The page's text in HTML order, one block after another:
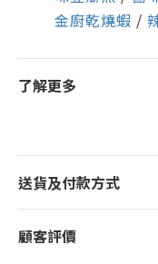
金廚乾燒蝦 /
了解更多
送貨及付款方式
顧客評價